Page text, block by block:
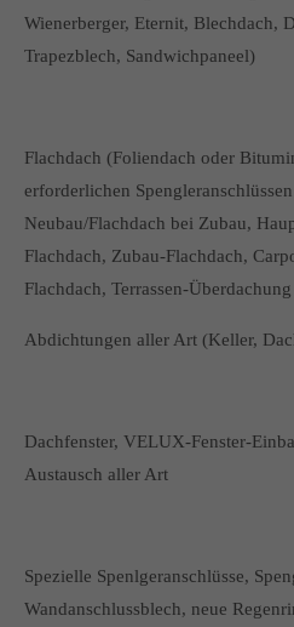
Wienerberger, Eternit, Blechdach,
Trapezblech, Sandwichpaneel)
Flachdach (Foliendach oder
erforderlichen
Neubau/Flachdach bei Zubau,
Flachdach, Zubau-Flachdach,
Flachdach, Terrassen-
Abdichtungen aller Art (Keller,
Dachfenster, VELUX-Fenster-
Austausch aller Art
Spezielle Spenlgeranschlüsse,
Wandanschlussblech, neue